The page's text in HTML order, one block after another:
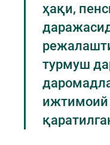
ҳақи,
турмуш
ижтимоий